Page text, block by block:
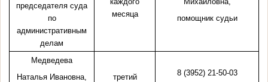
председателя суда
по
административным
делам
месяца
помощник судьи
Медведева
Наталья Ивановна,
третий
8 (3952) 21-50-03